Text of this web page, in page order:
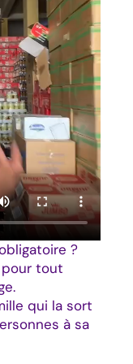
?
pour tout
qui la sort
à sa